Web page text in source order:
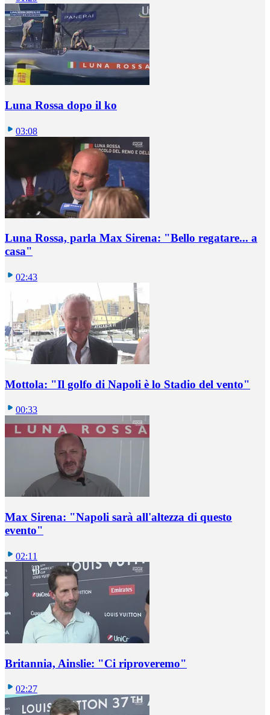
Luna Rossa dopo il ko
03:08
Luna Rossa, parla Max Sirena: "Bello regatare... a
casa"
02:43
Mottola: "Il golfo di Napoli è lo Stadio del vento"
00:33
Max Sirena: "Napoli sarà all'altezza di questo
evento"
02:11
Britannia, Ainslie: "Ci riproveremo"
02:27